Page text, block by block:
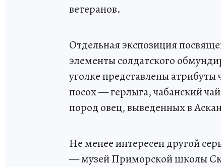
ветеранов.
Отдельная экспозиция
элементы солдатского
уголке представлены
посох — герлыга, чабанский
пород овец, выведенных в
Не менее интересен другой
— музей Приморской школы